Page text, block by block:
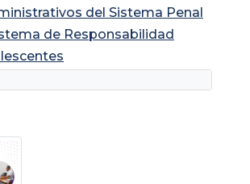
del Sistema Penal
de Responsabilidad